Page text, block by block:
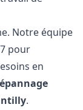
Notre équipe
pour
en
.